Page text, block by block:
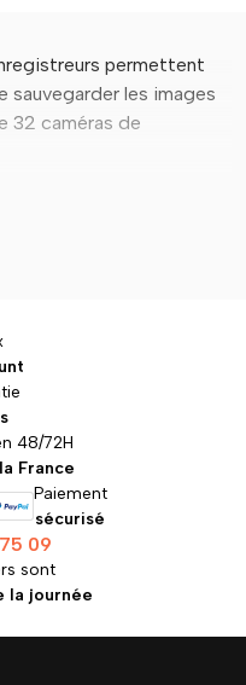
48/72H
France
Paiement
sécurisé
09
sont
la journée